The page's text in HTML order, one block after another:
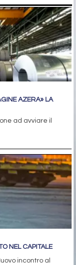
AZERA» LA
ad avviare il
NEL CAPITALE
incontro al